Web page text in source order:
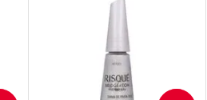
Laboratório
Por Menos